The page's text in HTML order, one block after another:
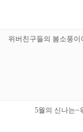
위버친구들의 봄소풍
5월의 신나는~